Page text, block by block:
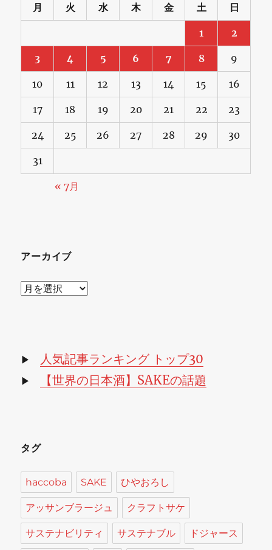
月 火 水 木 金 土 日
1 2
3 4 5 6 7 8 9
10 11 12 13 14 15 16
17 18 19 20 21 22 23
24 25 26 27 28 29 30
31
« 7月
アーカイブ
ア
ブ
▶ 人気記事ランキング トップ30
▶ 【世界の日本酒】SAKEの話題
タグ
haccoba SAKE ひやおろし
アッサンブラージュ クラフトサケ
サステナビリティ サステナブル ドジャース